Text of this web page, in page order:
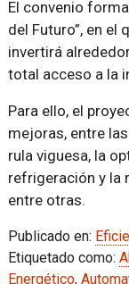
El convenio
del Futuro”, en el
invertirá
total acceso a la
Para ello, el
mejoras, entre
rula viguesa, la
refrigeración y la
entre otras.
Publicado en:
Etiquetado como:
Energético,